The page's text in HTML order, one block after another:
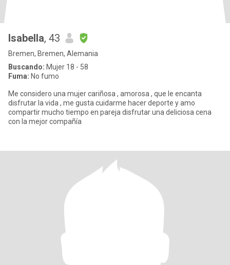
Isabella, 43
Bremen, Bremen, Alemania
Buscando: Mujer 18 - 58
Fuma: No fumo
Me considero una mujer cariñosa , amorosa , que le encanta
disfrutar la vida , me gusta cuidarme hacer deporte y amo
compartir mucho tiempo en pareja disfrutar una deliciosa cena
con la mejor compañía